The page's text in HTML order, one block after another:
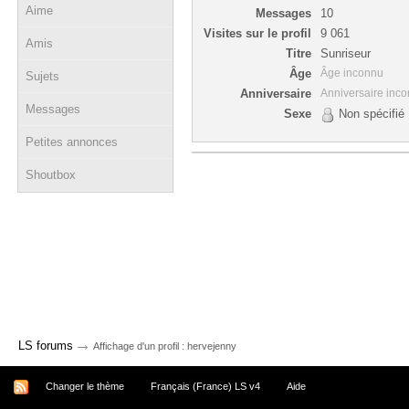
Aime
Amis
Sujets
Messages
Petites annonces
Shoutbox
Messages
10
Visites sur le profil
9 061
Titre
Sunriseur
Âge
Âge inconnu
Anniversaire Anniversaire
Sexe Non spécifié
LS forums → Affichage d'un profil : hervejenny
Changer le thème Français (France) LS v4 Aide